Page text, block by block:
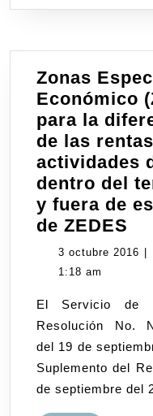
Zonas
Económico
para la
de las
actividades
dentro del
y fuera de
de ZEDES
la
3 octubre 2016 3
1:18 am
El Servicio de Rentas Internas mediante
Resolución No.
del 19 de
Suplemento del
de septiembre del